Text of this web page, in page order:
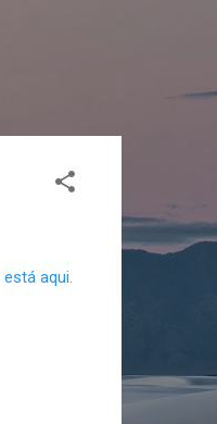
está aqui